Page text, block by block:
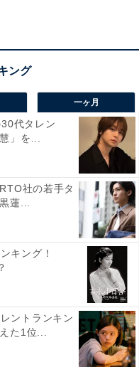
中で見る山々の景色が
夜景もよく見え、クリ
いるので遠くまで見渡
雰囲気があり、都会の
したい時にぴったりで
相まって、特別な雰囲
海道）、「スカイライ
だから」（30代女性／
た。
一ヶ月
代タレン
」を...
社の若手タ
蓮...
キング！
ントランキン
た1位...